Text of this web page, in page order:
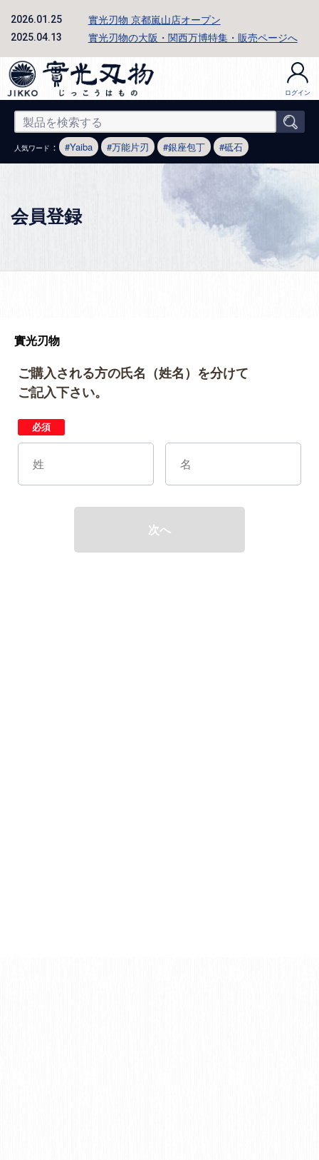
2026.01.25 實光刃物 京都嵐山店オープン
2025.04.13 實光刃物の大阪・関西万博特集・販売ページへ
ログイン
人気ワード ： Yaiba 万能片刃 銀座包丁 砥石
会員登録